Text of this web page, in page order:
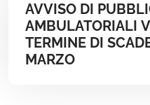
AVVISO DI
AMBULATORIALI
TERMINE DI
MARZO